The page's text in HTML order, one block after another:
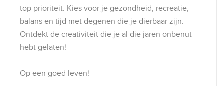
top prioriteit. Kies voor je gezondheid, recreatie,
balans en tijd met degenen die je dierbaar zijn.
Ontdekt de creativiteit die je al die jaren onbenut
hebt gelaten!
Op een goed leven!